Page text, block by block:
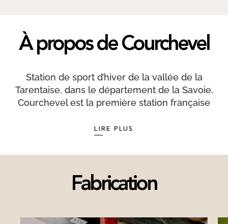
À propos de Courchevel
Station de sport d’hiver de la vallée de la
Tarentaise, dans le département de la Savoie,
Courchevel est la première station française
du domaine skiable des Trois-Vallées, le plus
aujourd’hui de 5 villages, la gare la plus proche
Les débuts touristiques du site se font avec
l'ouverture du tout premier hôtel le Lac Bleu, en
Jean Pachod est le premier moniteur diplômé à
LIRE PLUS
Fabrication